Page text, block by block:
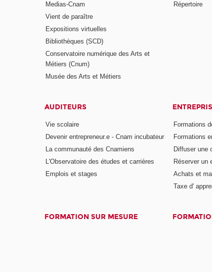
Medias-Cnam
Vient de paraître
Expositions virtuelles
Bibliothèques (SCD)
Conservatoire numérique des Arts et
Métiers (Cnum)
Musée des Arts et Métiers
Répertoire
AUDITEURS
Vie scolaire
Devenir entrepreneur.e - Cnam incubateur
La communauté des Cnamiens
L'Observatoire des études et carrières
Emplois et stages
Formations
Formations
Diffuser une
Réserver un
Achats et
Taxe d'
FORMATION SUR MESURE